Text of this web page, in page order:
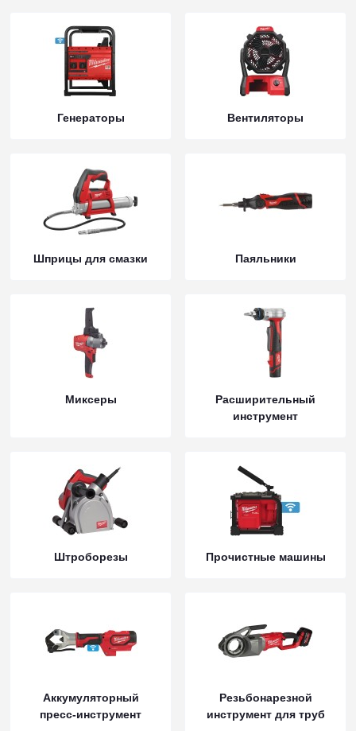
Генераторы Вентиляторы
Шприцы для смазки Паяльники
Миксеры
Расширительный
инструмент
Штроборезы Прочистные машины
Аккумуляторный
пресс-инструмент
Резьбонарезной
инструмент для труб